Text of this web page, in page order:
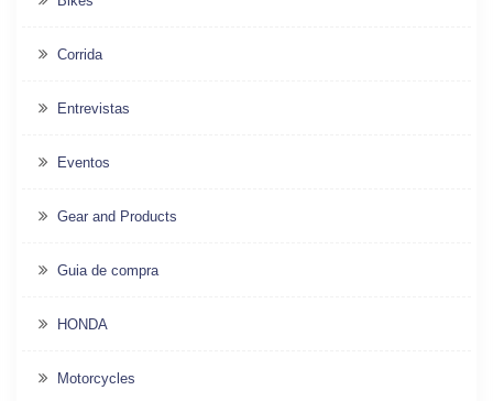
Corrida
Entrevistas
Eventos
Gear and Products
Guia de compra
HONDA
Motorcycles